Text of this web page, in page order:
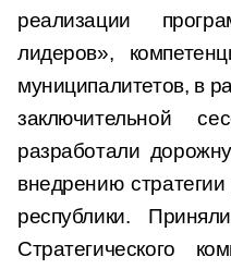
реализации
лидеров»,
муниципалитетов, в
заключительной
разработали
внедрению
республики.
Стратегического